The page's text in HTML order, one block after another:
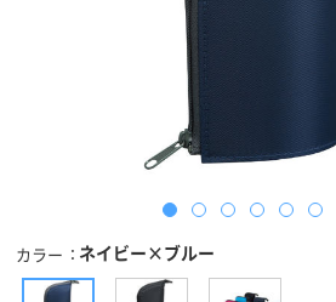
カラー ネイビー×ブルー